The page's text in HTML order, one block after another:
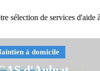
sélection de services